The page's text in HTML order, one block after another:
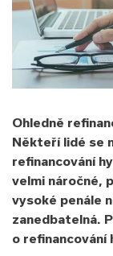
Ohledně
Někteří lidé se
refinancování
velmi náročné,
vysoké penále
zanedbatelná.
o refinancování